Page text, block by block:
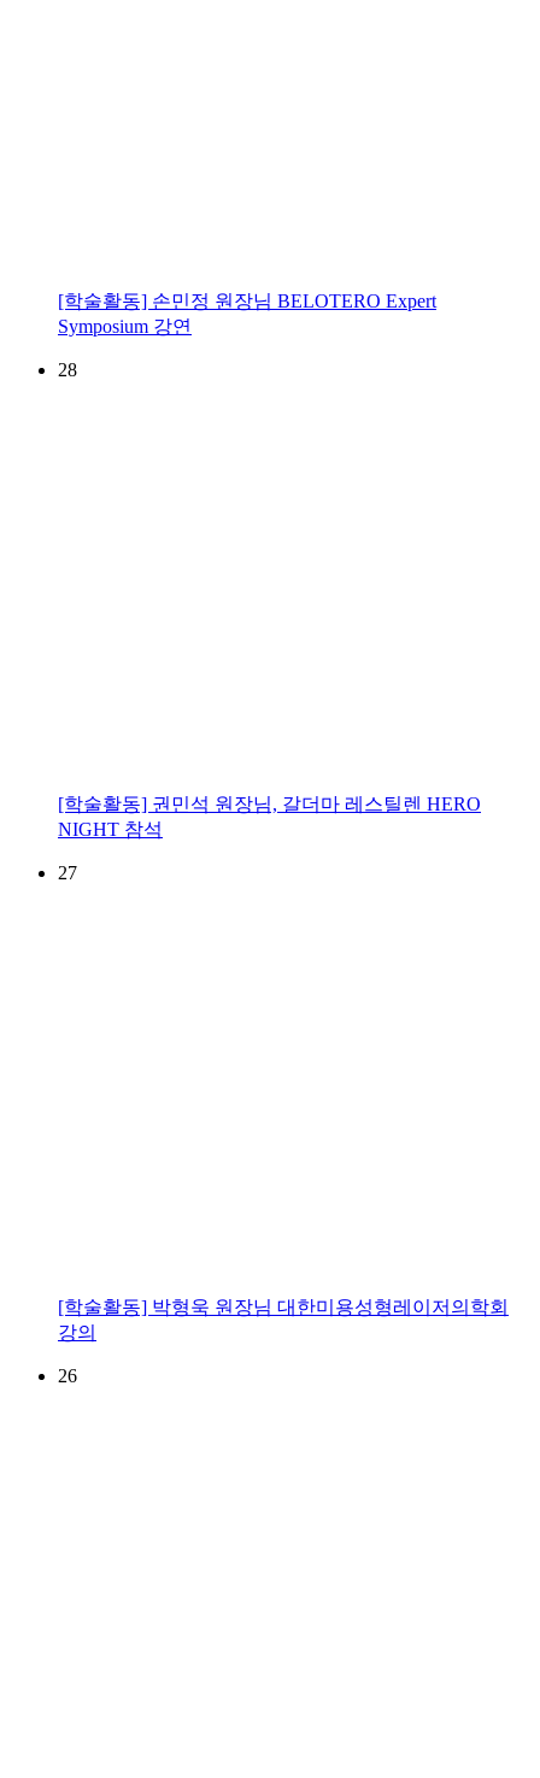
[학술활동] 손민정 원장님 BELOTERO Expert
Symposium 강연
28
[학술활동] 권민석 원장님, 갈더마 레스틸렌 HERO
NIGHT 참석
27
[학술활동] 박형욱 원장님 대한미용성형레이저의학회
강의
26